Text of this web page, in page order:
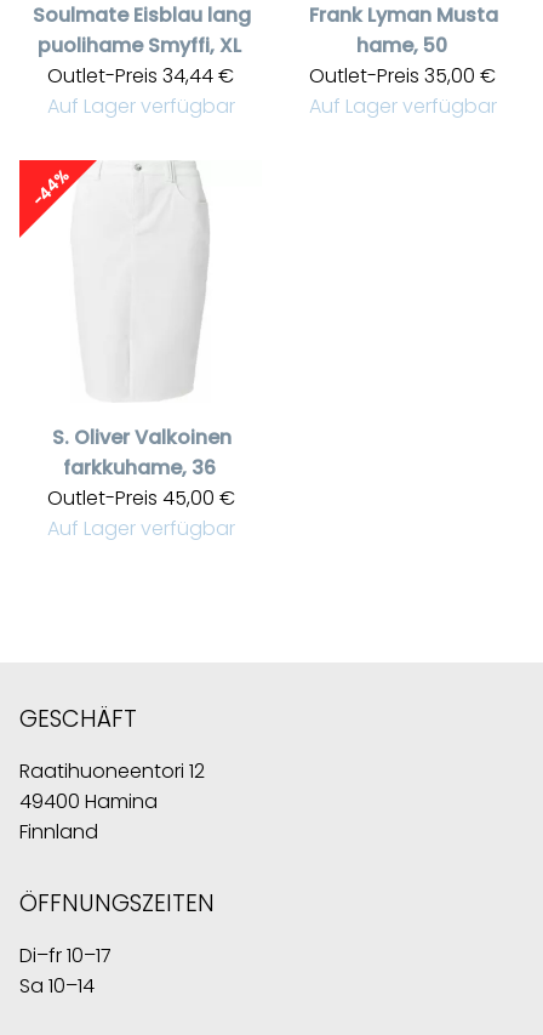
Soulmate Eisblau lang
puolihame Smyffi, XL
Outlet-Preis 34,44 €
Auf Lager verfügbar
Frank Lyman Musta
hame, 50
Outlet-Preis 35,00 €
Auf Lager verfügbar
-44%
S. OliverValkoinen
farkkuhame, 36
Outlet-Preis 45,00 €
Auf Lager verfügbar
GESCHÄFT
Raatihuoneentori 12
49400 Hamina
Finnland
ÖFFNUNGSZEITEN
Di–fr 10–17
Sa 10–14